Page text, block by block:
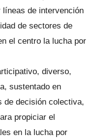
líneas de intervención
de sectores de
el centro la lucha por
diverso,
sustentado en
de decisión colectiva,
propiciar el
en la lucha por